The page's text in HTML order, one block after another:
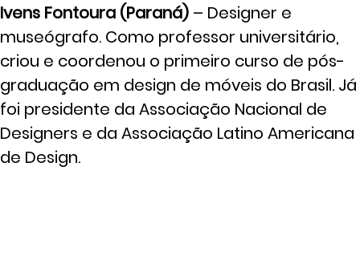
Ivens Fontoura (Paraná) – Designer e
museógrafo. Como professor universitário,
criou e coordenou o primeiro curso de pós-
graduação em design de móveis do Brasil. Já
foi presidente da Associação Nacional de
Designers e da Associação Latino Americana
de Design.